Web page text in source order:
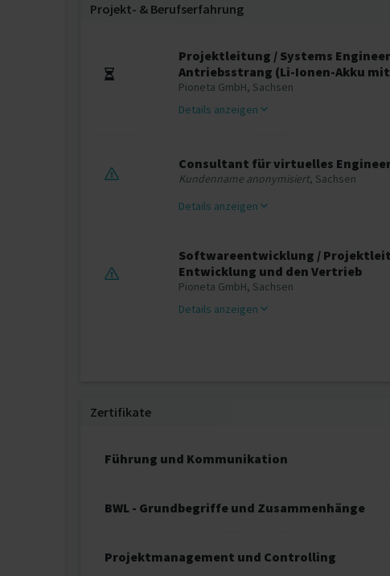
Projekt‐ & Berufserfahrung
Projektleitung / Systems
Antriebsstrang (Li-Ionen-Akku
Pioneta GmbH, Sachsen
Details anzeigen
Consultant für virtuelles
Kundenname anonymisiert, Sachsen
Details anzeigen
Softwareentwicklung /
Entwicklung und den Vertrieb
Pioneta GmbH, Sachsen
Details anzeigen
Zertifikate
Führung und Kommunikation
BWL - Grundbegriffe und Zusammenhänge
Projektmanagement und Controlling